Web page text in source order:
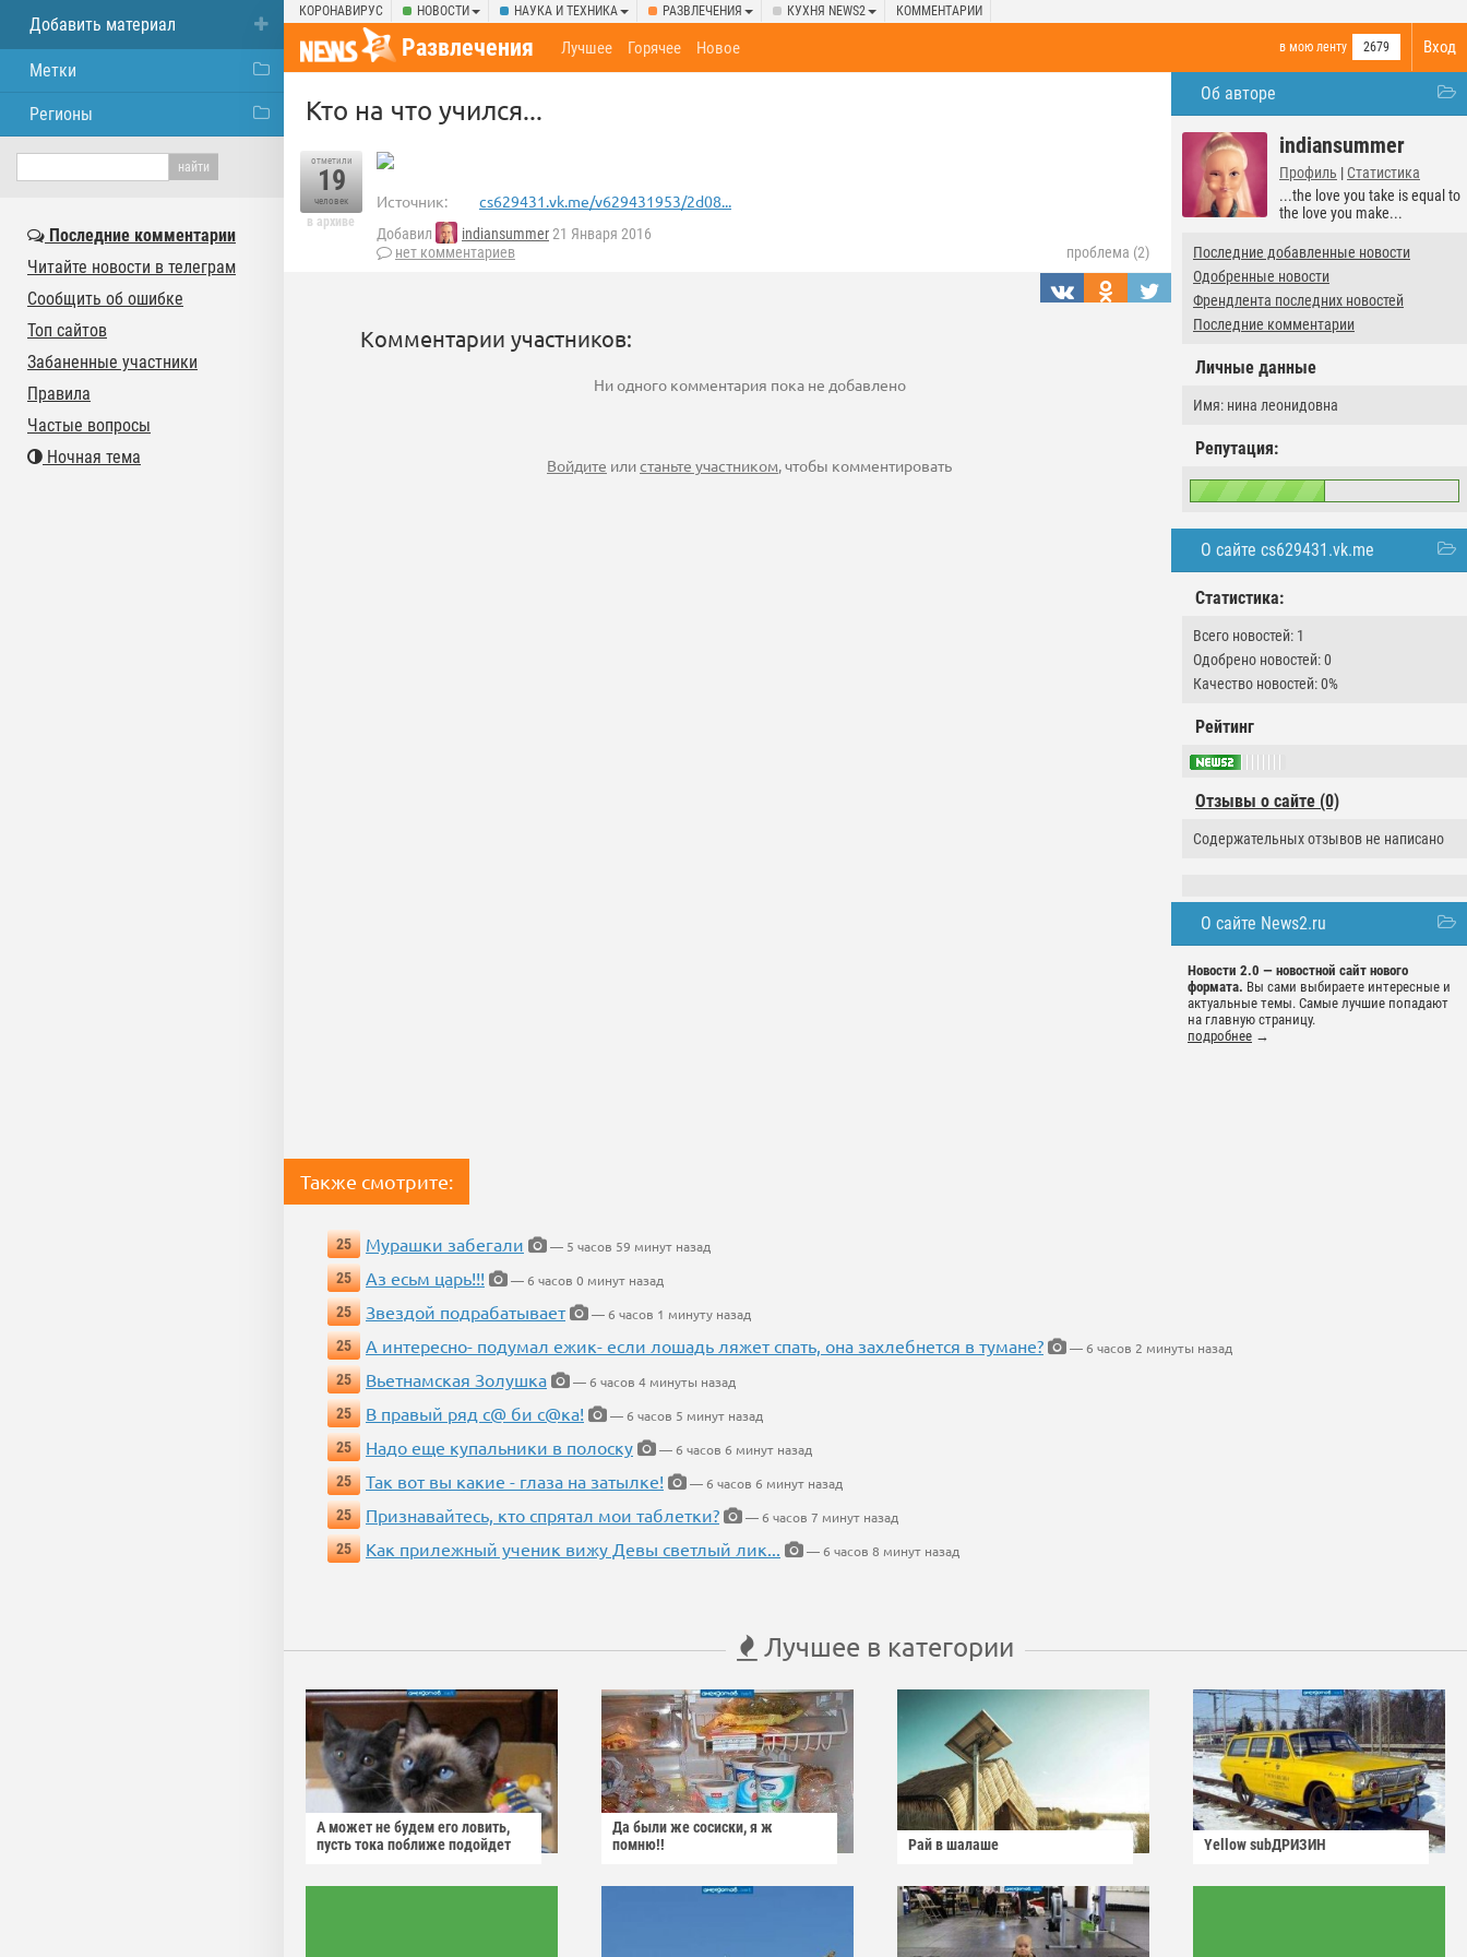
КОРОНАВИРУС НОВОСТИ НАУКА И ТЕХНИКА РАЗВЛЕЧЕНИЯ КУХНЯ NEWS2 КОММЕНТАРИИ
Вход
Развлечения в мою ленту 2679
Лучшее Горячее Новое
Об авторе
indiansummer
Профиль | Статистика
...the love you take is equal to
the love you make...
Последние добавленные новости
Одобренные новости
Френдлента последних новостей
Последние комментарии
Личные данные
Имя: нина леонидовна
Репутация:
О сайте cs629431.vk.me
Статистика:
Всего новостей: 1
Одобрено новостей: 0
Качество новостей: 0%
Рейтинг
Отзывы о сайте (0)
Содержательных отзывов не написано
О сайте News2.ru
Новости 2.0 — новостной сайт нового
формата. Вы сами выбираете интересные и
актуальные темы. Самые лучшие попадают
на главную страницу.
подробнее →
Кто на что учился...
отметили
19
человек
в архиве
Источник: cs629431.vk.me/v629431953/2d08...
Добавил indiansummer21 Января 2016
нет комментариев
проблема (2)
Комментарии участников:
Ни одного комментария пока не добавлено
Войдите илистаньте участником, чтобы комментировать
Также смотрите:
25 Мурашки забегали
— 5 часов 59 минут назад
25
Аз есьм царь!!!
— 6 часов 0 минут назад
25
Звездой подрабатывает
— 6 часов 1 минуту назад
25
А интересно- подумал ежик- если лошадь ляжет спать, она захлебнется в тумане?
— 6 часов 2 минуты назад
25
Вьетнамская Золушка
— 6 часов 4 минуты назад
25
В правый ряд с@ би с@ка!
— 6 часов 5 минут назад
25
Надо еще купальники в полоску
— 6 часов 6 минут назад
25
Так вот вы какие - глаза на затылке!
— 6 часов 6 минут назад
25
Признавайтесь, кто спрятал мои таблетки?
— 6 часов 7 минут назад
25
Как прилежный ученик вижу Девы светлый лик... — 6 часов 8 минут назад
Лучшее в категории
А может не будем его ловить,
пусть тока поближе подойдет
Да были же сосиски, я ж
помню!!
Рай в шалаше Yellow subДРИЗИН
Добавить материал
Метки
Регионы
Последние комментарии
Читайте новости в телеграм
Сообщить об ошибке
Топ сайтов
Забаненные участники
Правила
Частые вопросы
Ночная тема